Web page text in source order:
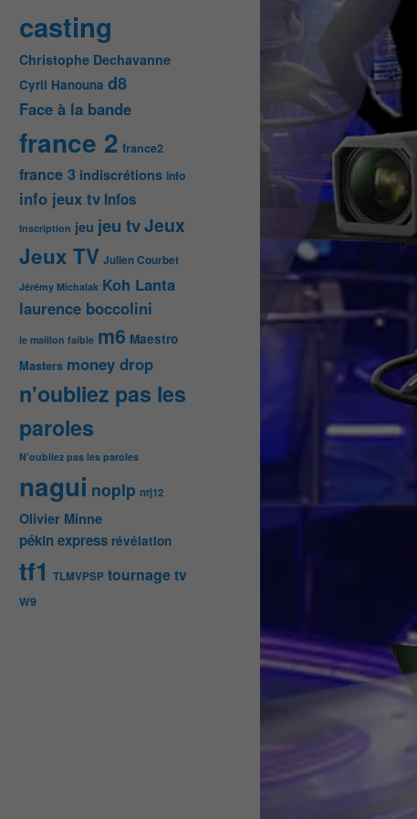
casting
Christophe Dechavanne
Cyril Hanouna d8
Face à la bande
france 2 france2
france 3 indiscrétions info
info jeux tv Infos
Inscription jeu jeu tvJeux
Jeux TV Julien Courbet
Jérémy Michalak Koh Lanta
laurence boccolini
le maillon faible m6 Maestro
Masters money drop
n'oubliez pas les
paroles
N'oubliez pas les paroles
nagui noplp nrj12
Olivier Minne
pékin express révélation
tf1 TLMVPSP tournagetv
W9